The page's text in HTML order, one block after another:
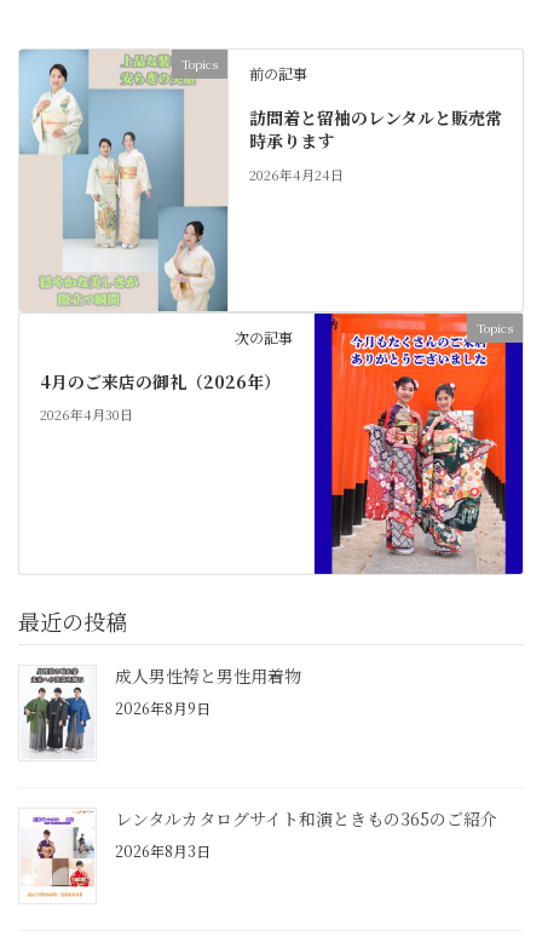
Topics 前の記事
訪問着と留袖のレンタルと販売常
時承ります
2026年4月24日
Topics
次の記事
4月のご来店の御礼（2026年）
2026年4月30日
最近の投稿
成人男性袴と男性用着物
2026年8月9日
レンタルカタログサイト和演ときもの365のご紹介
2026年8月3日